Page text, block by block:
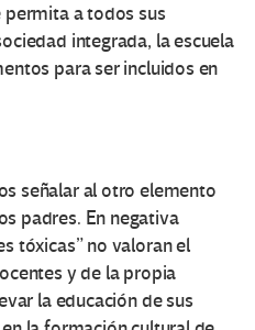
a todos sus
integrada, la escuela
para ser incluidos en
señalar al otro elemento
padres. En negativa
tóxicas” no valoran el
y de la propia
la educación de sus